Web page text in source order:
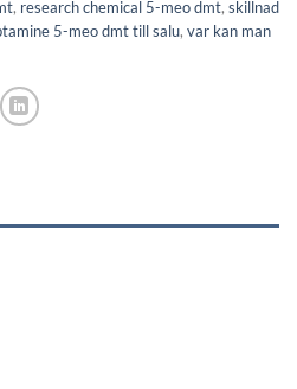
, research chemical 5-meo dmt, skillnad
5-meo dmt till salu, var kan man